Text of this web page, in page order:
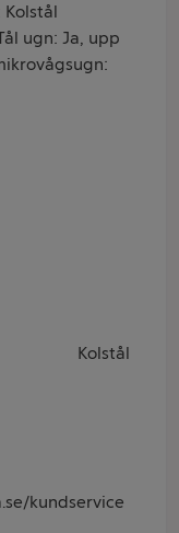
Kolstål
ugn: Ja, upp
Kolstål
kundservice